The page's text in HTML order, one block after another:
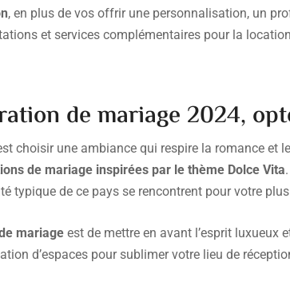
, en plus de vos offrir une personnalisation, un
et services complémentaires pour la
de mariage 2024,
choisir une ambiance qui respire la romance
de mariage inspirées par le thème Dolce Vita
typique de ce pays se rencontrent pour votre
mariageest de mettre en avant l’esprit luxueux
d’espaces pour sublimer votre lieu de